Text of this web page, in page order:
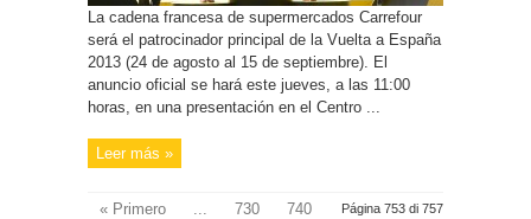
La cadena francesa de supermercados Carrefour
será el patrocinador principal de la Vuelta a España
2013 (24 de agosto al 15 de septiembre). El
anuncio oficial se hará este jueves, a las 11:00
horas, en una presentación en el Centro ...
Leer más »
Página 753 di 757
« Primero ... 730
740